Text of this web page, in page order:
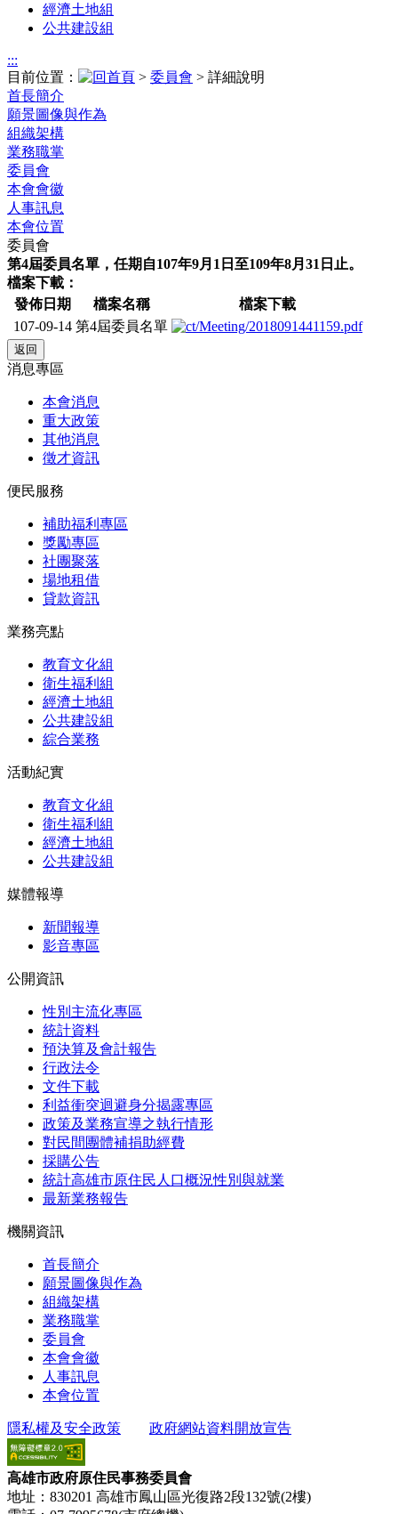
經濟土地組
公共建設組
:::
目前位置：
> 委員會 > 詳細說明
首長簡介
願景圖像與作為
組織架構
業務職掌
委員會
本會會徽
人事訊息
本會位置
委員會
第4屆委員名單，任期自107年9月1日至109年8月31日止。
檔案下載：
發佈日期
檔案名稱
檔案下載
107-09-14 第4屆委員名單
消息專區
本會消息
重大政策
其他消息
徵才資訊
便民服務
補助福利專區
獎勵專區
社團聚落
場地租借
貸款資訊
業務亮點
教育文化組
衛生福利組
經濟土地組
公共建設組
綜合業務
活動紀實
教育文化組
衛生福利組
經濟土地組
公共建設組
媒體報導
新聞報導
影音專區
公開資訊
性別主流化專區
統計資料
預決算及會計報告
行政法令
文件下載
利益衝突迴避身分揭露專區
政策及業務宣導之執行情形
對民間團體補捐助經費
採購公告
統計高雄市原住民人口概況性別與就業
最新業務報告
機關資訊
首長簡介
願景圖像與作為
組織架構
業務職掌
委員會
本會會徽
人事訊息
本會位置
隱私權及安全政策 政府網站資料開放宣告
高雄市政府原住民事務委員會
地址：830201 高雄市鳳山區光復路2段132號(2樓)